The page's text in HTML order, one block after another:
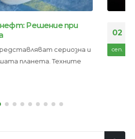
от компанията Еконад
на нефт
с нефтени разливи,
подходящо оборудване е от...